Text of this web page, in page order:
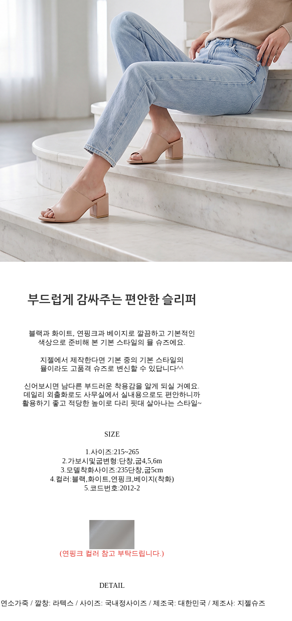
부드럽게 감싸주는 편안한 슬리퍼
블랙과 화이트, 연핑크과 베이지로 깔끔하고 기본적인
색상으로 준비해 본 기본 스타일의 뮬 슈즈에요.
지젤에서 제작한다면 기본 중의 기본 스타일의
뮬이라도 고품격 슈즈로 변신할 수 있답니다^^
신어보시면 남다른 부드러운 착용감을 알게 되실 거예요.
데일리 외출화로도 사무실에서 실내용으로도 편안하니까
활용하기 좋고 적당한 높이로 다리 핏대 살아나는 스타일~
SIZE
1.사이즈:215~265
2.가보시및굽변형:단창,굽4,5,6m
3.모델착화사이즈:235단창,굽5cm
4.컬러:블랙,화이트,연핑크,베이지(착화)
5.코드번호:2012-2
(연핑크 컬러 참고 부탁드립니다.)
DETAIL
연소가죽 / 깔창: 라텍스 / 사이즈: 국내정사이즈 / 제조국: 대한민국 / 제조사: 지젤슈즈